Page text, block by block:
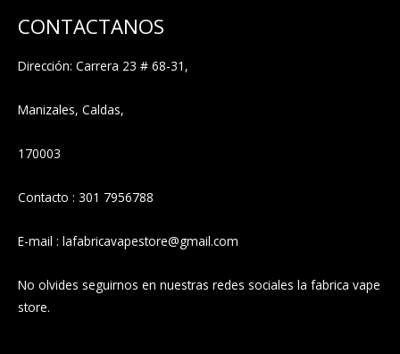
CONTACTANOS
Dirección: Carrera 23 # 68-31,
Manizales, Caldas,
170003
Contacto : 301 7956788
E-mail : lafabricavapestore@gmail.com
No olvides seguirnos en nuestras redes sociales la fabrica vape
store.